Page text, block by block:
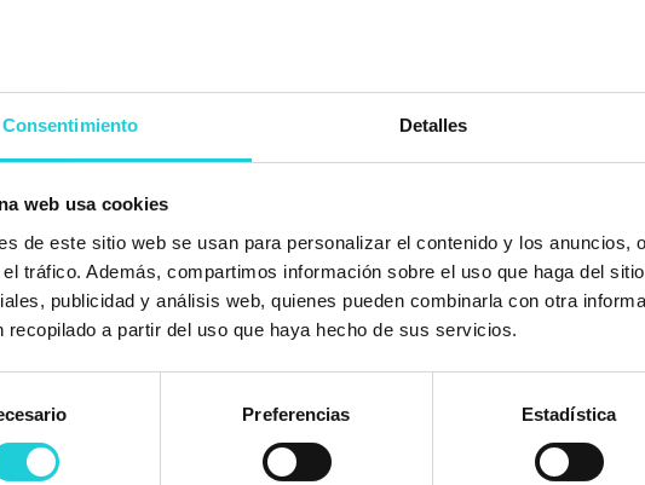
Consentimiento Detalles
web usa cookies
de este sitio web se usan para personalizar el contenido y los anuncios,
tráfico. Además, compartimos información sobre el uso que haga del
publicidad y análisis web, quienes pueden combinarla con otra
recopilado a partir del uso que haya hecho de sus servicios.
Preferencias Estadística
Valoración
Tratamiento